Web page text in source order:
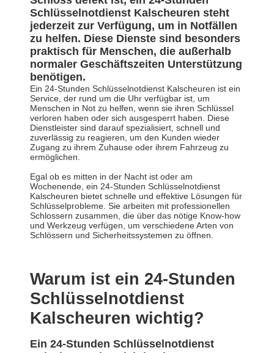
Schlüsselnotdienst Kalscheuren steht
jederzeit zur Verfügung, um in Notfällen
zu helfen. Diese Dienste sind besonders
praktisch für Menschen, die außerhalb
normaler Geschäftszeiten Unterstützung
benötigen.
Ein 24-Stunden Schlüsselnotdienst Kalscheuren ist ein
Service, der rund um die Uhr verfügbar ist, um
Menschen in Not zu helfen, wenn sie ihren Schlüssel
verloren haben oder sich ausgesperrt haben. Diese
Dienstleister sind darauf spezialisiert, schnell und
zuverlässig zu reagieren, um den Kunden wieder
Zugang zu ihrem Zuhause oder ihrem Fahrzeug zu
ermöglichen.
Egal ob es mitten in der Nacht ist oder am
Wochenende, ein 24-Stunden Schlüsselnotdienst
Kalscheuren bietet schnelle und effektive Lösungen für
Schlüsselprobleme. Sie arbeiten mit professionellen
Schlossern zusammen, die über das nötige Know-how
und Werkzeug verfügen, um verschiedene Arten von
Schlössern und Sicherheitssystemen zu öffnen.
Warum ist ein 24-Stunden
Schlüsselnotdienst
Kalscheuren wichtig?
Ein 24-Stunden Schlüsselnotdienst